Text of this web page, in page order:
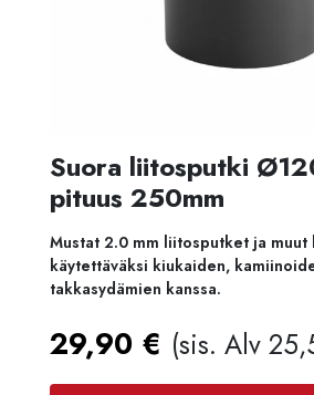
Suora liitosputki
pituus 250mm
Mustat 2.0 mm liitosputket ja
käytettäväksi kiukaiden,
takkasydämien kanssa.
29,90 € (sis. Alv